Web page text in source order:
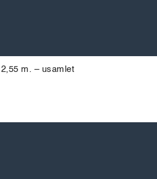
m. – usamlet